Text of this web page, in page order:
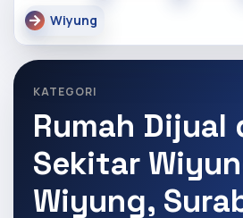
Wiyung
KATEGORI
Rumah Dijual
Sekitar
Wiyung,